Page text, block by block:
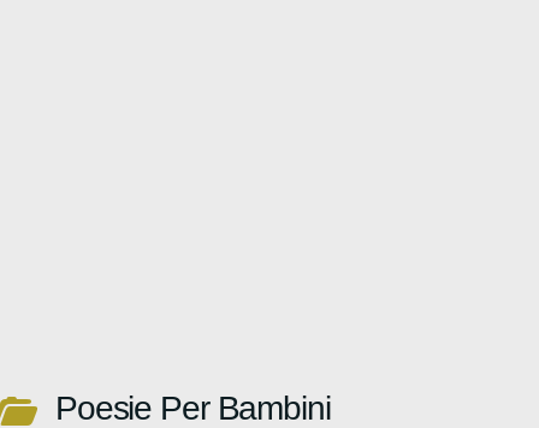
Poesie Per Bambini